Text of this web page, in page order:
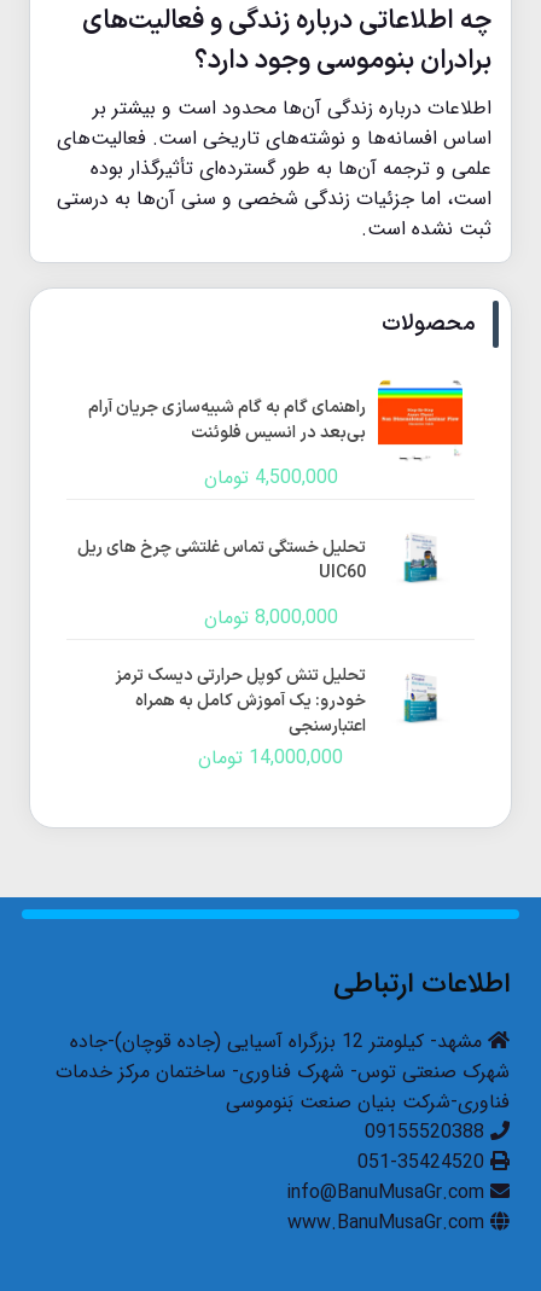
چه اطلاعاتی درباره زندگی و فعالیت‌های
برادران بنوموسی وجود دارد؟
اطلاعات درباره زندگی آن‌ها محدود است و بیشتر بر
اساس افسانه‌ها و نوشته‌های تاریخی است. فعالیت‌های
علمی و ترجمه آن‌ها به طور گسترده‌ای تأثیرگذار بوده
است، اما جزئیات زندگی شخصی و سنی آن‌ها به درستی
ثبت نشده است.
محصولات
راهنمای گام به گام شبیه‌سازی جریان آرام
بی‌بعد در انسیس فلوئنت
4,500,000 تومان
تحلیل خستگی تماس غلتشی چرخ های ریل
UIC60
8,000,000 تومان
تحلیل تنش کوپل حرارتی دیسک ترمز
خودرو: یک آموزش کامل به همراه
اعتبارسنجی
14,000,000 تومان
اطلاعات ارتباطی
مشهد- کیلومتر 12 بزرگراه آسیایی (جاده قوچان)-جاده
شهرک صنعتی توس- شهرک فناوری- ساختمان مرکز خدمات
فناوری-شرکت بنیان صنعت بَنوموسی